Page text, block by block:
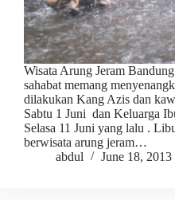
Wisata Arung Jeram
sahabat memang
dilakukan Kang Azis dan
Sabtu 1 Juni dan Keluarga
Selasa 11 Juni yang lalu .
berwisata arung jeram…
abdul
June 18, 2013